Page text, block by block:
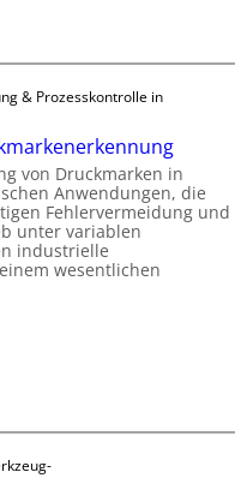
& Prozesskontrolle in
von Druckmarken in
Anwendungen, die
Fehlervermeidung und
unter variablen
industrielle
wesentlichen